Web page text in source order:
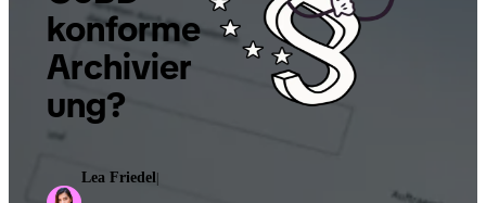
konforme
Archivier
ung?
Lea Friedel